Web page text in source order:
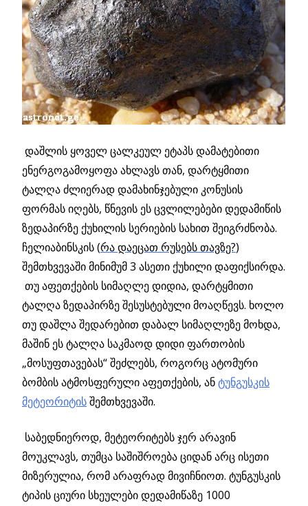
დაშლის ყოველ ცალკეულ ეტაპს დამატებითი
ენერგოგამოყოფა ახლავს თან, დარტყმითი
ტალღა ძლიერად დამახინჯებული კონუსის
ფორმას იღებს, წნევის ეს ცვლილებები დედამიწის
ზედაპირზე ქუხილის სერიების სახით შეიგრძნობა.
ჩელიაბინსკის (რა დაეცათ რუსებს თავზე?)
შემთხვევაში მინიმუმ 3 ასეთი ქუხილი დაფიქსირდა.
თუ აფეთქების სიმაღლე დიდია, დარტყმითი
ტალღა ზედაპირზე შესუსტებული მოაღწევს. ხოლო
თუ დაშლა შედარებით დაბალ სიმაღლეზე მოხდა,
მაშინ ეს ტალღა საკმაოდ დიდი ფართობის
„მოსუფთავებას“ შეძლებს, როგორც ატომური
ბომბის ატმოსფერული აფეთქების, ანტუნგუსკის
მეტეორიტისშემთხვევაში.
საბედნიეროდ, მეტეორიტებს ჯერ არავინ
მოუკლავს, თუმცა საშიშროება ციდან არც ისეთი
მიზერულია, რომ არაფრად მივიჩნიოთ. ტუნგუსკის
ტიპის ციური სხეულები დედამიწაზე 1000